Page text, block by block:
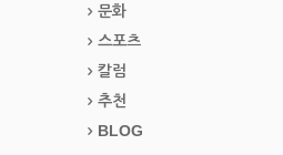
문화
스포츠
칼럼
추천
BLOG